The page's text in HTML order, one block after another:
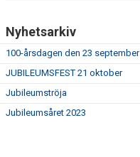
Nyhetsarkiv
100-årsdagen den 23 september
JUBILEUMSFEST 21 oktober
Jubileumströja
Jubileumsåret 2023